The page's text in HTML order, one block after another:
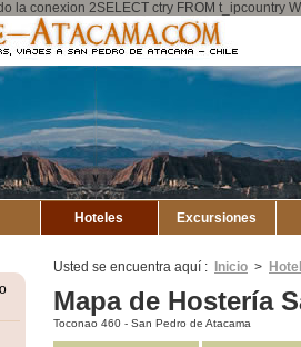
la conexion 2SELECT ctry FROM t_ipcountry
Mapa del Sitio
Hoteles Excursiones
Usted se encuentra aquí : Inicio >
Mapa de Hostería
Toconao 460 - San Pedro de Atacama